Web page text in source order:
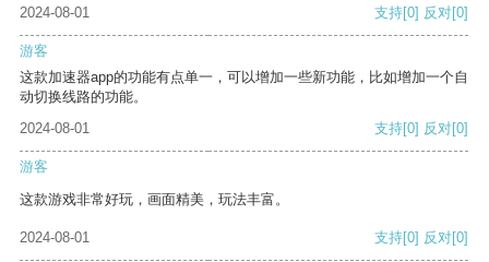
2024-08-01
支持[0] 反对[0]
游客
这款加速器app的功能有点单一，可以增加一些新功能，比如增加一个自
动切换线路的功能。
2024-08-01
支持[0] 反对[0]
游客
这款游戏非常好玩，画面精美，玩法丰富。
2024-08-01 支持[0] 反对[0]